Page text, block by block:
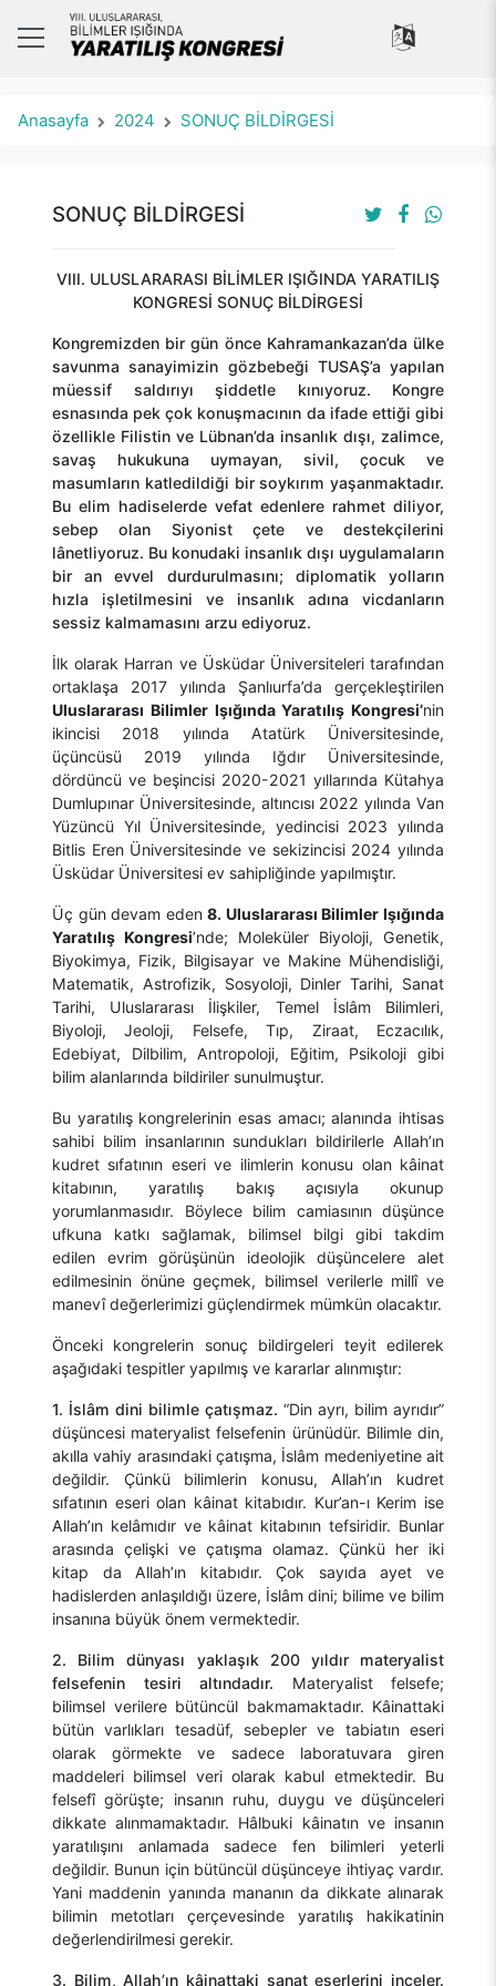
Anasayfa 2024 SONUÇ BİLDİRGESİ
SONUÇ BİLDİRGESİ
VIII. ULUSLARARASI BİLİMLER IŞIĞINDA YARATILIŞ
KONGRESİ SONUÇ BİLDİRGESİ
Kongremizden bir gün önce Kahramankazan’da ülke
savunma sanayimizin gözbebeği TUSAŞ’a yapılan
müessif saldırıyı şiddetle kınıyoruz. Kongre
esnasında pek çok konuşmacının da ifade ettiği gibi
özellikle Filistin ve Lübnan’da insanlık dışı, zalimce,
savaş hukukuna uymayan, sivil, çocuk ve
masumların katledildiği bir soykırım yaşanmaktadır.
Bu elim hadiselerde vefat edenlere rahmet diliyor,
sebep olan Siyonist çete ve destekçilerini
lânetliyoruz. Bu konudaki insanlık dışı uygulamaların
bir an evvel durdurulmasını; diplomatik yolların
hızla işletilmesini ve insanlık adına vicdanların
sessiz kalmamasını arzu ediyoruz.
İlk olarak Harran ve Üsküdar Üniversiteleri tarafından
ortaklaşa 2017 yılında Şanlıurfa’da gerçekleştirilen
Uluslararası Bilimler Işığında Yaratılış Kongresi’nin
ikincisi 2018 yılında Atatürk Üniversitesinde,
üçüncüsü 2019 yılında Iğdır Üniversitesinde,
dördüncü ve beşincisi 2020-2021 yıllarında Kütahya
Dumlupınar Üniversitesinde, altıncısı 2022 yılında Van
Yüzüncü Yıl Üniversitesinde, yedincisi 2023 yılında
Bitlis Eren Üniversitesinde ve sekizincisi 2024 yılında
Üsküdar Üniversitesi ev sahipliğinde yapılmıştır.
Üç gün devam eden8. Uluslararası Bilimler Işığında
Yaratılış Kongresi’nde; Moleküler Biyoloji, Genetik,
Biyokimya, Fizik, Bilgisayar ve Makine Mühendisliği,
Matematik, Astrofizik, Sosyoloji, Dinler Tarihi, Sanat
Tarihi, Uluslararası İlişkiler, Temel İslâm Bilimleri,
Biyoloji, Jeoloji, Felsefe, Tıp, Ziraat, Eczacılık,
Edebiyat, Dilbilim, Antropoloji, Eğitim, Psikoloji gibi
bilim alanlarında bildiriler sunulmuştur.
Bu yaratılış kongrelerinin esas amacı; alanında ihtisas
sahibi bilim insanlarının sundukları bildirilerle Allah’ın
kudret sıfatının eseri ve ilimlerin konusu olan kâinat
kitabının, yaratılış bakış açısıyla okunup
yorumlanmasıdır. Böylece bilim camiasının düşünce
ufkuna katkı sağlamak, bilimsel bilgi gibi takdim
edilen evrim görüşünün ideolojik düşüncelere alet
edilmesinin önüne geçmek, bilimsel verilerle millî ve
manevî değerlerimizi güçlendirmek mümkün olacaktır.
Önceki kongrelerin sonuç bildirgeleri teyit edilerek
aşağıdaki tespitler yapılmış ve kararlar alınmıştır:
1. İslâm dini bilimle çatışmaz. “Din ayrı, bilim ayrıdır”
düşüncesi materyalist felsefenin ürünüdür. Bilimle din,
akılla vahiy arasındaki çatışma, İslâm medeniyetine ait
değildir. Çünkü bilimlerin konusu, Allah’ın kudret
sıfatının eseri olan kâinat kitabıdır. Kur’an-ı Kerim ise
Allah’ın kelâmıdır ve kâinat kitabının tefsiridir. Bunlar
arasında çelişki ve çatışma olamaz. Çünkü her iki
kitap da Allah’ın kitabıdır. Çok sayıda ayet ve
hadislerden anlaşıldığı üzere, İslâm dini; bilime ve bilim
insanına büyük önem vermektedir.
2. Bilim dünyası yaklaşık 200 yıldır materyalist
felsefenin tesiri altındadır. Materyalist felsefe;
bilimsel verilere bütüncül bakmamaktadır. Kâinattaki
bütün varlıkları tesadüf, sebepler ve tabiatın eseri
olarak görmekte ve sadece laboratuvara giren
maddeleri bilimsel veri olarak kabul etmektedir. Bu
felsefî görüşte; insanın ruhu, duygu ve düşünceleri
dikkate alınmamaktadır. Hâlbuki kâinatın ve insanın
yaratılışını anlamada sadece fen bilimleri yeterli
değildir. Bunun için bütüncül düşünceye ihtiyaç vardır.
Yani maddenin yanında mananın da dikkate alınarak
bilimin metotları çerçevesinde yaratılış hakikatinin
değerlendirilmesi gerekir.
3. Bilim, Allah’ın kâinattaki sanat eserlerini inceler.